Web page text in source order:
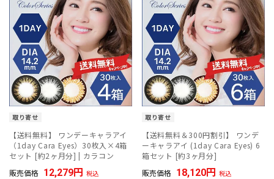
取り寄せ
【送料無料】 ワンデーキャラアイ
（1day Cara Eyes）30枚入×4箱
セット [約2ヶ月分] | カラコン
販売価格 12,279 税込
取り寄せ
【送料無料＆300円割引】 ワンデ
ーキャラアイ (1day Cara Eyes) 6
箱セット [約3ヶ月分]
販売価格 18,120 税込